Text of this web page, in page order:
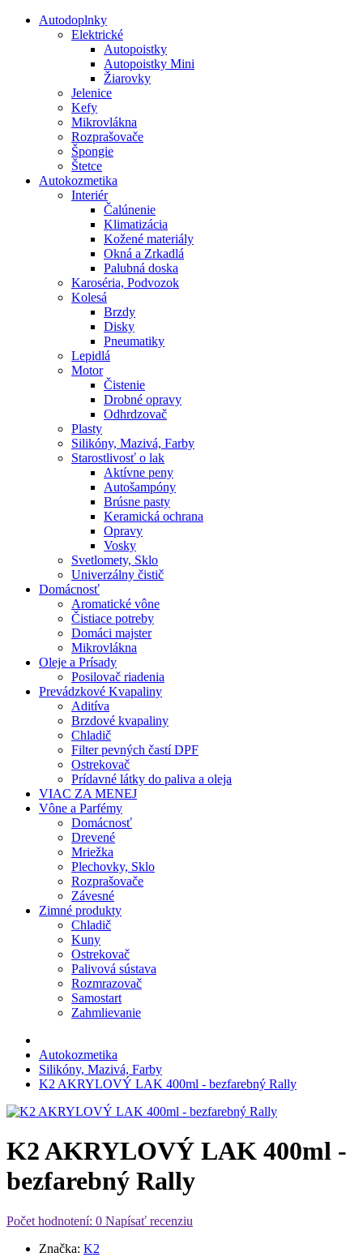
Autodoplnky
Elektrické
Autopoistky
Autopoistky Mini
Žiarovky
Jelenice
Kefy
Mikrovlákna
Rozprašovače
Špongie
Štetce
Autokozmetika
Interiér
Čalúnenie
Klimatizácia
Kožené materiály
Okná a Zrkadlá
Palubná doska
Karoséria, Podvozok
Kolesá
Brzdy
Disky
Pneumatiky
Lepidlá
Motor
Čistenie
Drobné opravy
Odhrdzovač
Plasty
Silikóny, Mazivá, Farby
Starostlivosť o lak
Aktívne peny
Autošampóny
Brúsne pasty
Keramická ochrana
Opravy
Vosky
Svetlomety, Sklo
Univerzálny čistič
Domácnosť
Aromatické vône
Čistiace potreby
Domáci majster
Mikrovlákna
Oleje a Prísady
Posilovač riadenia
Prevádzkové Kvapaliny
Aditíva
Brzdové kvapaliny
Chladič
Filter pevných častí DPF
Ostrekovač
Prídavné látky do paliva a oleja
VIAC ZA MENEJ
Vône a Parfémy
Domácnosť
Drevené
Mriežka
Plechovky, Sklo
Rozprašovače
Závesné
Zimné produkty
Chladič
Kuny
Ostrekovač
Palivová sústava
Rozmrazovač
Samostart
Zahmlievanie
Autokozmetika
Silikóny, Mazivá, Farby
K2 AKRYLOVÝ LAK 400ml - bezfarebný Rally
K2 AKRYLOVÝ LAK 400ml -
bezfarebný Rally
Počet hodnotení: 0 Napísať recenziu
Značka: K2